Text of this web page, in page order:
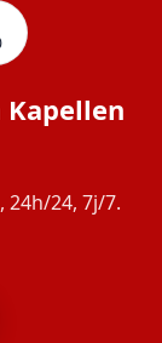
Kapellen
24, 7j/7.